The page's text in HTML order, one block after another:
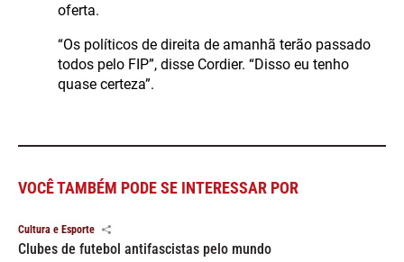
oferta.
“Os políticos de direita de amanhã terão passado
todos pelo FIP”, disse Cordier. “Disso eu tenho
quase certeza”.
VOCÊ TAMBÉM PODE SE INTERESSAR POR
Cultura e Esporte
Clubes de futebol antifascistas pelo mundo